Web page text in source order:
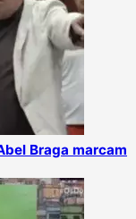
Braga marcam